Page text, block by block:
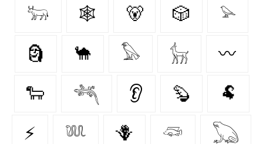
𓃽 🕸️ 🐻 🎲 𓅫
🗿 🐪 𓅃 𓃴 〰️
🐑 𓆈 👂 🦫 🐏
⚡ 𓆚 🪻 𓆛 𓆏